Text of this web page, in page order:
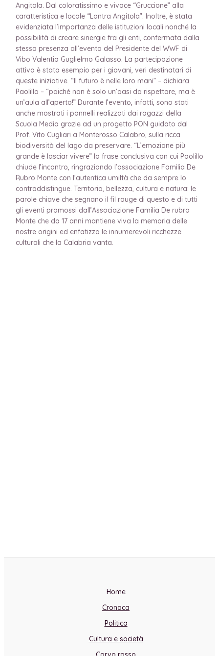
Angitola. Dal coloratissimo e vivace “Gruccione” alla
caratteristica e locale “Lontra Angitola”. Inoltre, è stata
evidenziata l’importanza delle istituzioni locali nonché la
possibilità di creare sinergie fra gli enti, confermata dalla
stessa presenza all’evento del Presidente del WWF di
Vibo Valentia Guglielmo Galasso. La partecipazione
attiva è stata esempio per i giovani, veri destinatari di
queste iniziative. “Il futuro è nelle loro mani” – dichiara
Paolillo – “poiché non è solo un’oasi da rispettare, ma è
un’aula all’aperto!” Durante l’evento, infatti, sono stati
anche mostrati i pannelli realizzati dai ragazzi della
Scuola Media grazie ad un progetto PON guidato dal
Prof. Vito Cugliari a Monterosso Calabro, sulla ricca
biodiversità del lago da preservare. “L’emozione più
grande è lasciar vivere” la frase conclusiva con cui Paolillo
chiude l’incontro, ringraziando l’associazione Familia De
Rubro Monte con l’autentica umiltà che da sempre lo
contraddistingue. Territorio, bellezza, cultura e natura: le
parole chiave che segnano il fil rouge di questo e di tutti
gli eventi promossi dall’Associazione Familia De rubro
Monte che da 17 anni mantiene viva la memoria delle
nostre origini ed enfatizza le innumerevoli ricchezze
culturali che la Calabria vanta.
Home
Cronaca
Politica
Cultura e società